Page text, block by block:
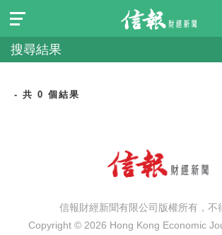
搜尋結果
- 共 0 個結果
信報財經新聞有限公司版權所有，不
Copyright © 2026 Hong Kong Economic